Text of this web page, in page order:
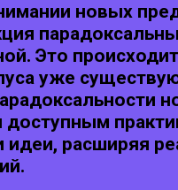
новых
Это
уже
доступным
идеи, расширяя